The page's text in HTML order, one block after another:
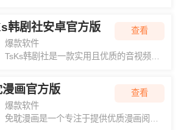
韩剧社安卓官方版
爆款软件
TsKs韩剧社是一款实用且优质的音视频资...
查看
画官方版
爆款软件
免耽漫画是一个专注于提供优质漫画阅读服务...
查看